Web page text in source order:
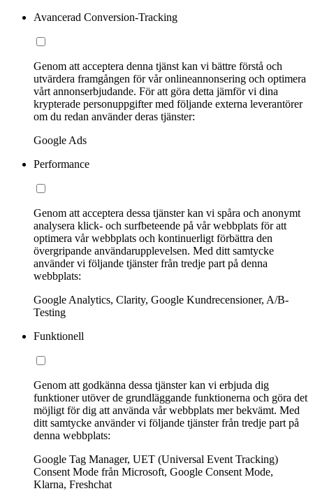
Avancerad Conversion-Tracking
Genom att acceptera denna tjänst kan vi bättre förstå och
utvärdera framgången för vår onlineannonsering och optimera
vårt annonserbjudande. För att göra detta jämför vi dina
krypterade personuppgifter med följande externa leverantörer
om du redan använder deras tjänster:
Google Ads
Performance
Genom att acceptera dessa tjänster kan vi spåra och anonymt
analysera klick- och surfbeteende på vår webbplats för att
optimera vår webbplats och kontinuerligt förbättra den
övergripande användarupplevelsen. Med ditt samtycke
använder vi följande tjänster från tredje part på denna
webbplats:
Google Analytics, Clarity, Google Kundrecensioner, A/B-
Testing
Funktionell
Genom att godkänna dessa tjänster kan vi erbjuda dig
funktioner utöver de grundläggande funktionerna och göra det
möjligt för dig att använda vår webbplats mer bekvämt. Med
ditt samtycke använder vi följande tjänster från tredje part på
denna webbplats:
Google Tag Manager, UET (Universal Event Tracking)
Consent Mode från Microsoft, Google Consent Mode,
Klarna, Freshchat